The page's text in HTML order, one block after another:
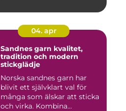
04. apr
Sandnes garn kvalitet,
tradition och modern
stickglädje
Norska sandnes garn har
blivit ett självklart val för
många som älskar att sticka
och virka. Kombina...